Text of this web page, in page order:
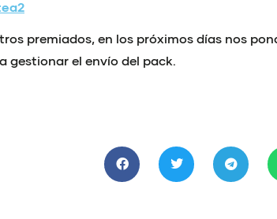
premiados, en los próximos días nos
gestionar el envío del pack.